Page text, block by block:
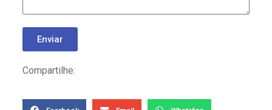
Enviar
Compartilhe: